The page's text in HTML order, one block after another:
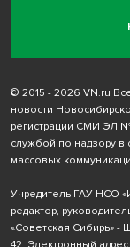
© 2015 - 2026 VN.ru
новости
регистрации СМИ ЭЛ
службой по надзору
массовых
Учредитель ГАУ НСО
редактор,
«Советская Сибирь» -